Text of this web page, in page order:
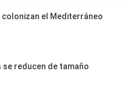
colonizan el Mediterráneo
se reducen de tamaño